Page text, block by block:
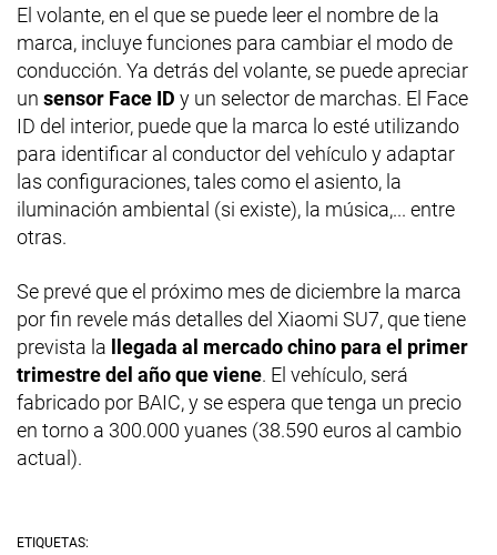
El volante, en el que se puede leer el nombre de la
marca, incluye funciones para cambiar el modo de
conducción. Ya detrás del volante, se puede apreciar
un sensor Face ID y un selector de marchas. El Face
ID del interior, puede que la marca lo esté utilizando
para identificar al conductor del vehículo y adaptar
las configuraciones, tales como el asiento, la
iluminación ambiental (si existe), la música,... entre
otras.
Se prevé que el próximo mes de diciembre la marca
por fin revele más detalles del Xiaomi SU7, que tiene
prevista la llegada al mercado chino para el primer
trimestre del año que viene. El vehículo, será
fabricado por BAIC, y se espera que tenga un precio
en torno a 300.000 yuanes (38.590 euros al cambio
actual).
ETIQUETAS: